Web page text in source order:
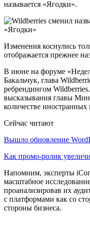
называется «Ягодки».
Изменения коснулись
отображается прежнее
В июне на форуме
Бакальчук, глава
ребрендингом
высказывания главы
количестве
Сейчас читают
Вышло обновление
Как промо-ролик
Напомним, эксперты
масштабное
проанализировав их
с платформами как со
стороны бизнеса.